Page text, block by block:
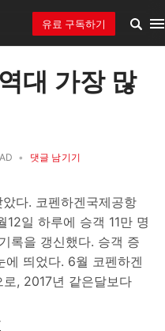
유료 구독하기
대 가장 많
• 댓글 남기기
다. 코펜하겐국제공항
일 하루에 승객 11만 명
록을 갱신했다. 승객 증
띄었다. 6월 코펜하겐
, 2017년 같은달보다